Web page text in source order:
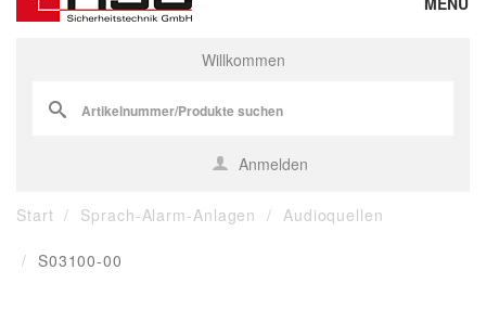
Willkommen
Anmelden
Start Sprach-Alarm-Anlagen Audioquellen
S03100-00